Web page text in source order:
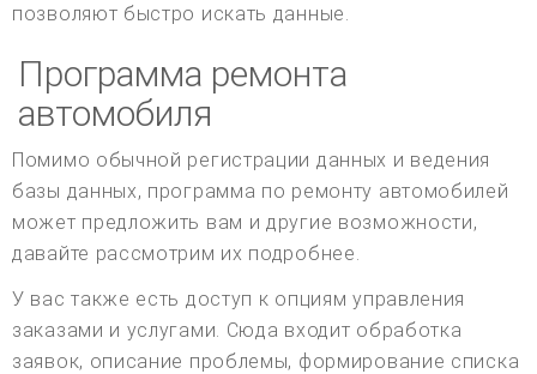
позволяют быстро искать данные.
Программа ремонта
автомобиля
Помимо обычной регистрации данных и ведения
базы данных, программа по ремонту автомобилей
может предложить вам и другие возможности,
давайте рассмотрим их подробнее.
У вас также есть доступ к опциям управления
заказами и услугами. Сюда входит обработка
заявок, описание проблемы, формирование списка